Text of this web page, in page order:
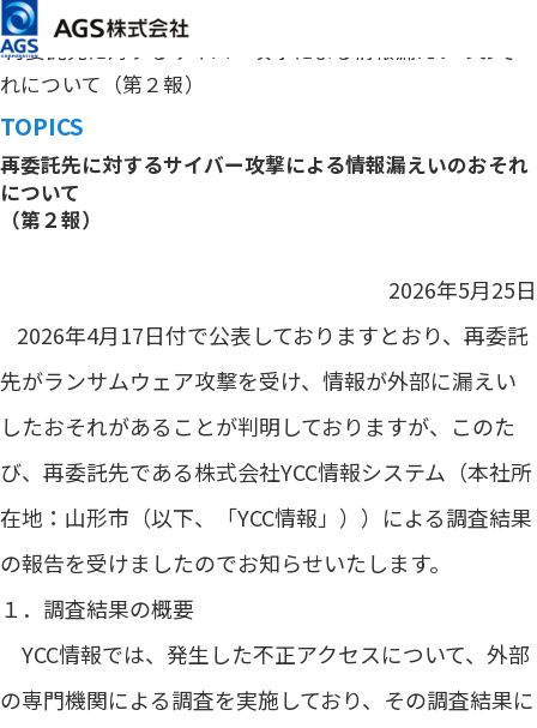
メインコンテンツまでスキップ
HOME トピックス
再委託先に対するサイバー攻撃による情報漏えいのおそ
れについて（第２報）
TOPICS
再委託先に対するサイバー攻撃による情報漏えいのおそれ
について
（第２報）
2026年5月25日
2026年4月17日付で公表しておりますとおり、再委託
先がランサムウェア攻撃を受け、情報が外部に漏えい
したおそれがあることが判明しておりますが、このた
び、再委託先である株式会社YCC情報システム（本社所
在地：山形市（以下、「YCC情報」））による調査結果
の報告を受けましたのでお知らせいたします。
１．調査結果の概要
YCC情報では、発生した不正アクセスについて、外部
の専⾨機関による調査を実施しており、その調査結果に